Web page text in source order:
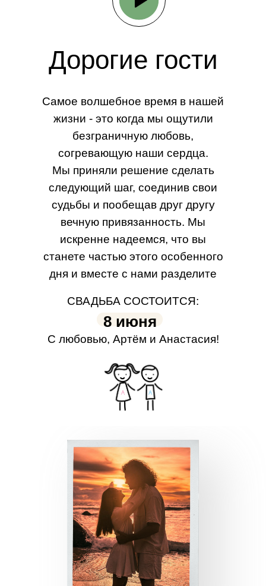
Дорогие гости
Самое волшебное время в нашей
жизни - это когда мы ощутили
безграничную любовь,
согревающую наши сердца.
Мы приняли решение сделать
следующий шаг, соединив свои
судьбы и пообещав друг другу
вечную привязанность. Мы
искренне надеемся, что вы
станете частью этого особенного
дня и вместе с нами разделите
и тепло этого чудесного момента.
С любовью, Артём и Анастасия!
СВАДЬБА СОСТОИТСЯ:
8 июня